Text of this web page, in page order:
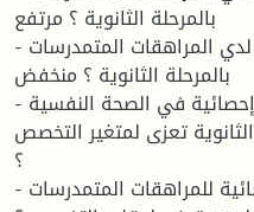
بالمرحلة الثانوية ؟ مرتفع
- ما مستوي الصحة النفسية لدي المراهقات المتمدرسات
بالمرحلة الثانوية ؟ منخفض
- هل توجد فروق ذات دلالة إحصائية في الصحة النفسية
تعزى لمتغير التخصص
؟
- هل توجد فروق ذات دلالة إحصائية للمراهقات المتمدرسات